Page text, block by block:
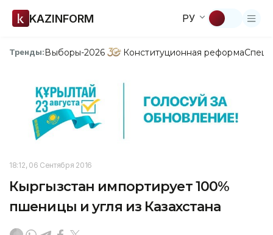
KAZINFORM РУ
Тренды:Выборы-2026 Конституционная реформа
18:12, 06 Сентября 2016
Кыргызстан импортирует 100%
пшеницы и угля из Казахстана